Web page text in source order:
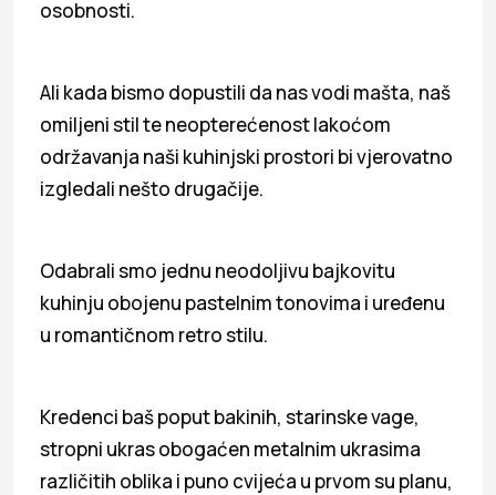
osobnosti.
Ali kada bismo dopustili da nas vodi mašta, naš
omiljeni stil te neopterećenost lakoćom
održavanja naši kuhinjski prostori bi vjerovatno
izgledali nešto drugačije.
Odabrali smo jednu neodoljivu bajkovitu
kuhinju obojenu pastelnim tonovima i uređenu
u romantičnom retro stilu.
Kredenci baš poput bakinih, starinske vage,
stropni ukras obogaćen metalnim ukrasima
različitih oblika i puno cvijeća u prvom su planu,